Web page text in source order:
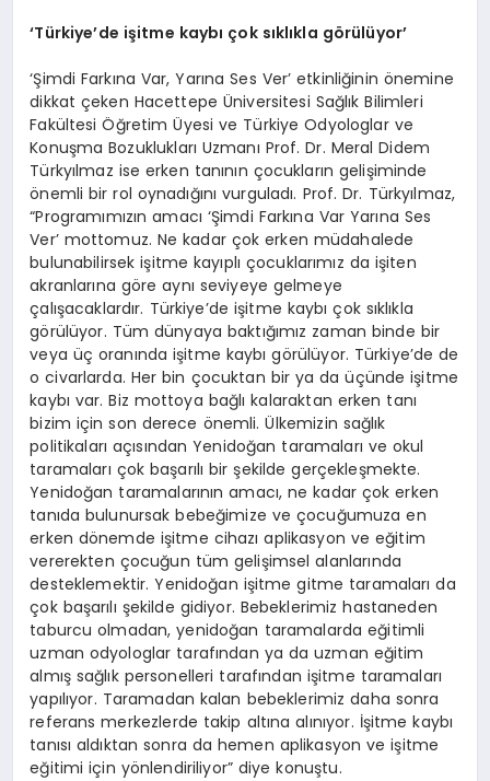
‘Türkiye’de işitme kaybı çok sıklıkla görülüyor’
‘Şimdi Farkına Var, Yarına Ses Ver’ etkinliğinin önemine
dikkat çeken Hacettepe Üniversitesi Sağlık Bilimleri
Fakültesi Öğretim Üyesi ve Türkiye Odyologlar ve
Konuşma Bozuklukları Uzmanı Prof. Dr. Meral Didem
Türkyılmaz ise erken tanının çocukların gelişiminde
önemli bir rol oynadığını vurguladı. Prof. Dr. Türkyılmaz,
“Programımızın amacı ‘Şimdi Farkına Var Yarına Ses
Ver’ mottomuz. Ne kadar çok erken müdahalede
bulunabilirsek işitme kayıplı çocuklarımız da işiten
akranlarına göre aynı seviyeye gelmeye
çalışacaklardır. Türkiye’de işitme kaybı çok sıklıkla
görülüyor. Tüm dünyaya baktığımız zaman binde bir
veya üç oranında işitme kaybı görülüyor. Türkiye’de de
o civarlarda. Her bin çocuktan bir ya da üçünde işitme
kaybı var. Biz mottoya bağlı kalaraktan erken tanı
bizim için son derece önemli. Ülkemizin sağlık
politikaları açısından Yenidoğan taramaları ve okul
taramaları çok başarılı bir şekilde gerçekleşmekte.
Yenidoğan taramalarının amacı, ne kadar çok erken
tanıda bulunursak bebeğimize ve çocuğumuza en
erken dönemde işitme cihazı aplikasyon ve eğitim
vererekten çocuğun tüm gelişimsel alanlarında
desteklemektir. Yenidoğan işitme gitme taramaları da
çok başarılı şekilde gidiyor. Bebeklerimiz hastaneden
taburcu olmadan, yenidoğan taramalarda eğitimli
uzman odyologlar tarafından ya da uzman eğitim
almış sağlık personelleri tarafından işitme taramaları
yapılıyor. Taramadan kalan bebeklerimiz daha sonra
referans merkezlerde takip altına alınıyor. İşitme kaybı
tanısı aldıktan sonra da hemen aplikasyon ve işitme
eğitimi için yönlendiriliyor” diye konuştu.